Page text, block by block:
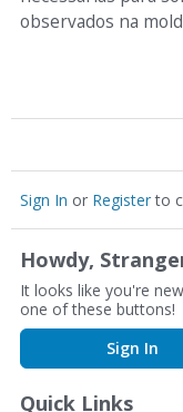
observados na
Sign In or Registerto
Howdy,
It looks like you're
one of these buttons!
Sign In
Quick Links